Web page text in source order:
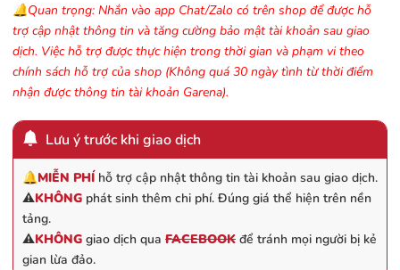
🔔Quan trọng: Nhắn vào app Chat/Zalo có trên shop để được hỗ
trợ cập nhật thông tin và tăng cường bảo mật tài khoản sau giao
dịch. Việc hỗ trợ được thực hiện trong thời gian và phạm vi theo
chính sách hỗ trợ của shop (Không quá 30 ngày tình từ thời điểm
nhận được thông tin tài khoản Garena).
Lưu ý trước khi giao dịch
🔔MIỄN PHÍ hỗ trợ cập nhật thông tin tài khoản sau giao dịch.
⚠️KHÔNG phát sinh thêm chi phí. Đúng giá thể hiện trên nền
tảng.
⚠️KHÔNG giao dịch qua FACEBOOK để tránh mọi người bị kẻ
gian lừa đảo.